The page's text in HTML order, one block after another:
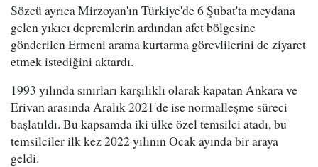
Sözcü ayrıca Mirzoyan'ın Türkiye'de 6 Şubat'ta meydana
gelen yıkıcı depremlerin ardından afet bölgesine
gönderilen Ermeni arama kurtarma görevlilerini de ziyaret
etmek istediğini aktardı.
1993 yılında sınırları karşılıklı olarak kapatan Ankara ve
Erivan arasında Aralık 2021'de ise normalleşme süreci
başlatıldı. Bu kapsamda iki ülke özel temsilci atadı, bu
temsilciler ilk kez 2022 yılının Ocak ayında bir araya
geldi.